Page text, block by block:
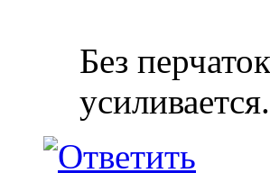
Без
усиливается.